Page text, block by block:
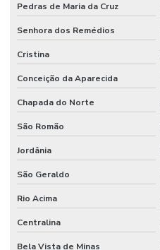
Pedras de Maria da Cruz
Senhora dos Remédios
Cristina
Conceição da Aparecida
Chapada do Norte
São Romão
Jordânia
São Geraldo
Rio Acima
Centralina
Bela Vista de Minas